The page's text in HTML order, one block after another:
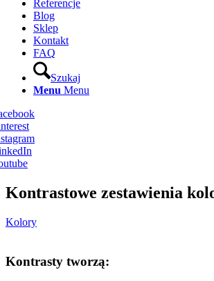
Referencje
Blog
Sklep
Kontakt
FAQ
Szukaj
Menu Menu
Kontrastowe zestawienia
Kolory
Kontrasty tworzą: